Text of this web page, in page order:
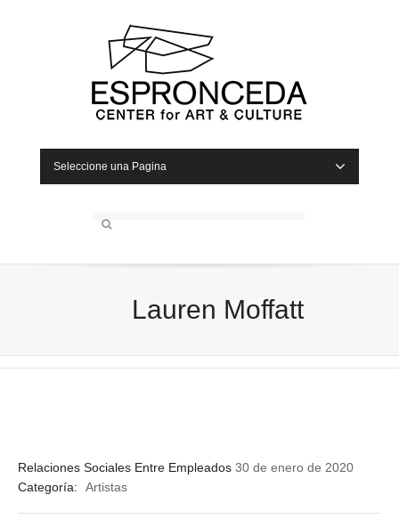
Seleccione una Pagina
Lauren Moffatt
Relaciones Sociales Entre Empleados 30 de enero de 2020
Categoría:
Artistas